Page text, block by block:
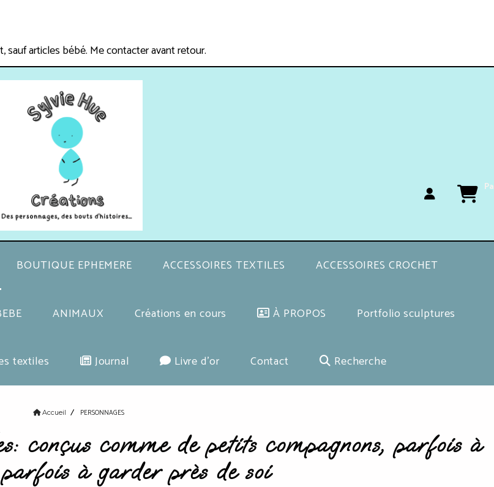
sauf articles bébé. Me contacter avant retour.
BOUTIQUE EPHEMERE ACCESSOIRES TEXTILES ACCESSOIRES CROCHET
ANIMAUX Créations en cours À PROPOS Portfolio sculptures
textiles Journal Livre d'or Contact Recherche
Accueil PERSONNAGES
conçus comme de petits compagnons, parfois à
à garder près de soi